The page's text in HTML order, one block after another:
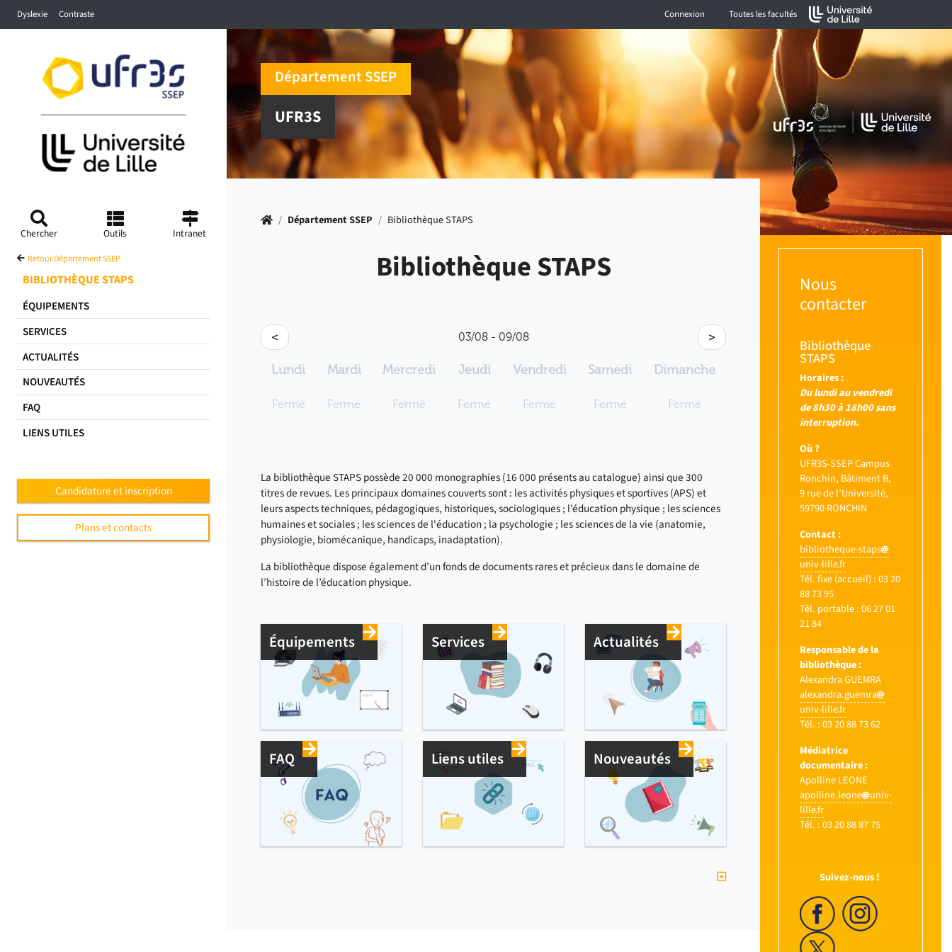
Accéder au menu principal
Accéder à la recherche
Accéder au pied de page
Dyslexie Contraste Connexion Toutes les facultés
Chercher Outils Intranet
Retour Département SSEP
BIBLIOTHÈQUE STAPS
ÉQUIPEMENTS
SERVICES
ACTUALITÉS
NOUVEAUTÉS
FAQ
LIENS UTILES
Candidature et inscription
Plans et contacts
Département SSEP
UFR3S
Accueil
/ Département SSEP / Bibliothèque STAPS
Bibliothèque STAPS
>
< 03/08 - 09/08
Lundi
Fermé
Mardi
Fermé
Mercredi
Fermé
Jeudi
Fermé
Vendredi
Fermé
Samedi
Fermé
Dimanche
Fermé
La bibliothèque STAPS possède 20 000 monographies (16 000 présents au catalogue) ainsi que 300
titres de revues. Les principaux domaines couverts sont : les activités physiques et sportives (APS) et
leurs aspects techniques, pédagogiques, historiques, sociologiques ; l’éducation physique ; lessciences
humaines et sociales ; lessciences de l'éducation ; la psychologie ; lessciences de la vie (anatomie,
physiologie, biomécanique, handicaps, inadaptation).
La bibliothèque dispose également d’un fonds de documents rares et précieux dans le domaine de
l’histoire de l’éducation physique.
Équipements
FAQ
Services
Liens utiles
Actualités
Nouveautés
Nous
contacter
Bibliothèque
STAPS
Horaires :
Du lundi au vendredi
de 8h30 à 18h00 sans
interruption.
Où ?
UFR3S-SSEP Campus
Ronchin, Bâtiment B,
9 rue de l’Université,
59790 RONCHIN
Contact :
bibliotheque-staps
univ-lillefr
Tél. fixe (accueil) : 03 20
88 73 95
Tél. portable : 06 27 01
21 84
Responsable de la
bibliothèque :
Alexandra GUEMRA
alexandra.guemra
univ-lillefr
Tél. : 03 20 88 73 62
Médiatrice
documentaire :
Apolline LEONE
apolline.leone univ-
lillefr
Tél. : 03 20 88 87 75
Suivez-nous !